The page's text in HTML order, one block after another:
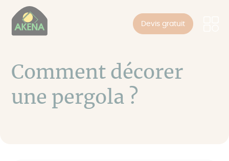
contenu
Devis gratuit
Comment décorer
une pergola ?